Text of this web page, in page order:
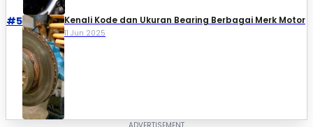
#5 Kenali Kode dan Ukuran Bearing Berbagai Merk Motor
11 Jun 2025